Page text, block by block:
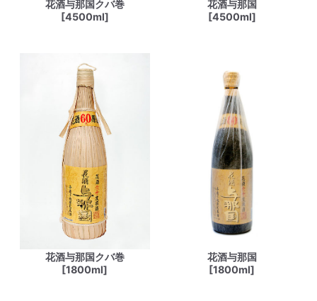
花酒与那国クバ巻
[4500ml]
花酒与那国
[4500ml]
花酒与那国クバ巻
[1800ml]
花酒与那国
[1800ml]